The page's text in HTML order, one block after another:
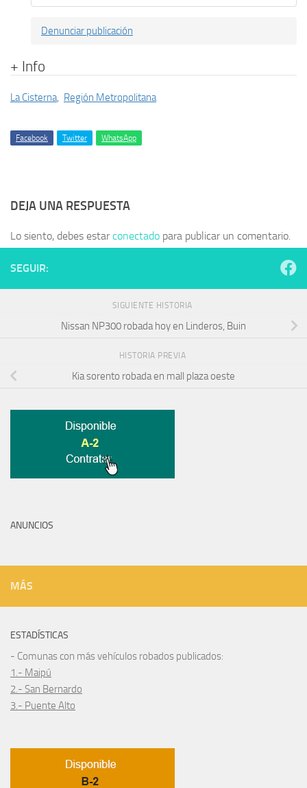
Denunciar publicación
+ Info
La Cisterna, Región Metropolitana
Facebook Twitter WhatsApp
DEJA UNA RESPUESTA
Lo siento, debes estarconectado para publicar un comentario.
SEGUIR:
SIGUIENTE HISTORIA
Nissan NP300 robada hoy en Linderos, Buin
HISTORIA PREVIA
Kia sorento robada en mall plaza oeste
ANUNCIOS
MÁS
ESTADÍSTICAS
- Comunas con más vehículos robados publicados:
1.- Maipú
2.- San Bernardo
3.- Puente Alto